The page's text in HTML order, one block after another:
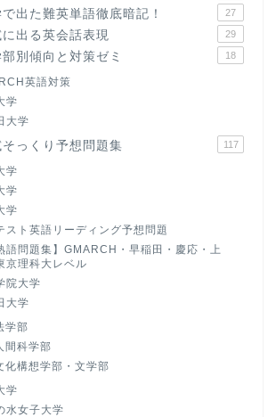
出た難英単語徹底暗記！ 27
出る英会話表現 29
別傾向と対策ゼミ 18
英語対策
学
大学
っくり予想問題集 117
学
学
学
スト英語リーディング予想問題
語問題集】GMARCH・早稲田・慶応・上
京理科大レベル
院大学
大学
学部
間科学部
化構想学部・文学部
学
水女子大学